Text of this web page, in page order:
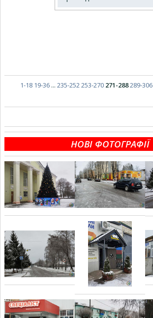
1-18 19-36 ... 235-252253-270 271-288289-306
НОВІ ФОТОГРАФІЇ